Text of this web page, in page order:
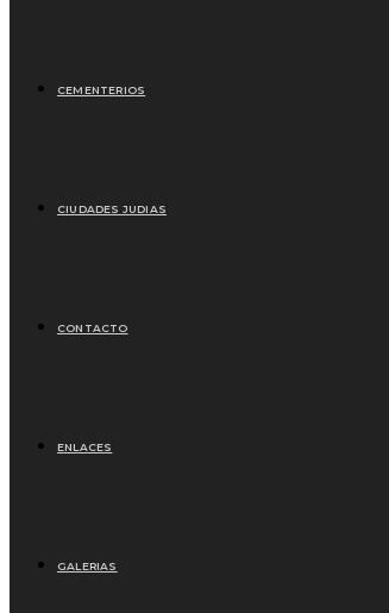
CEMENTERIOS
CIUDADES JUDIAS
CONTACTO
ENLACES
GALERIAS